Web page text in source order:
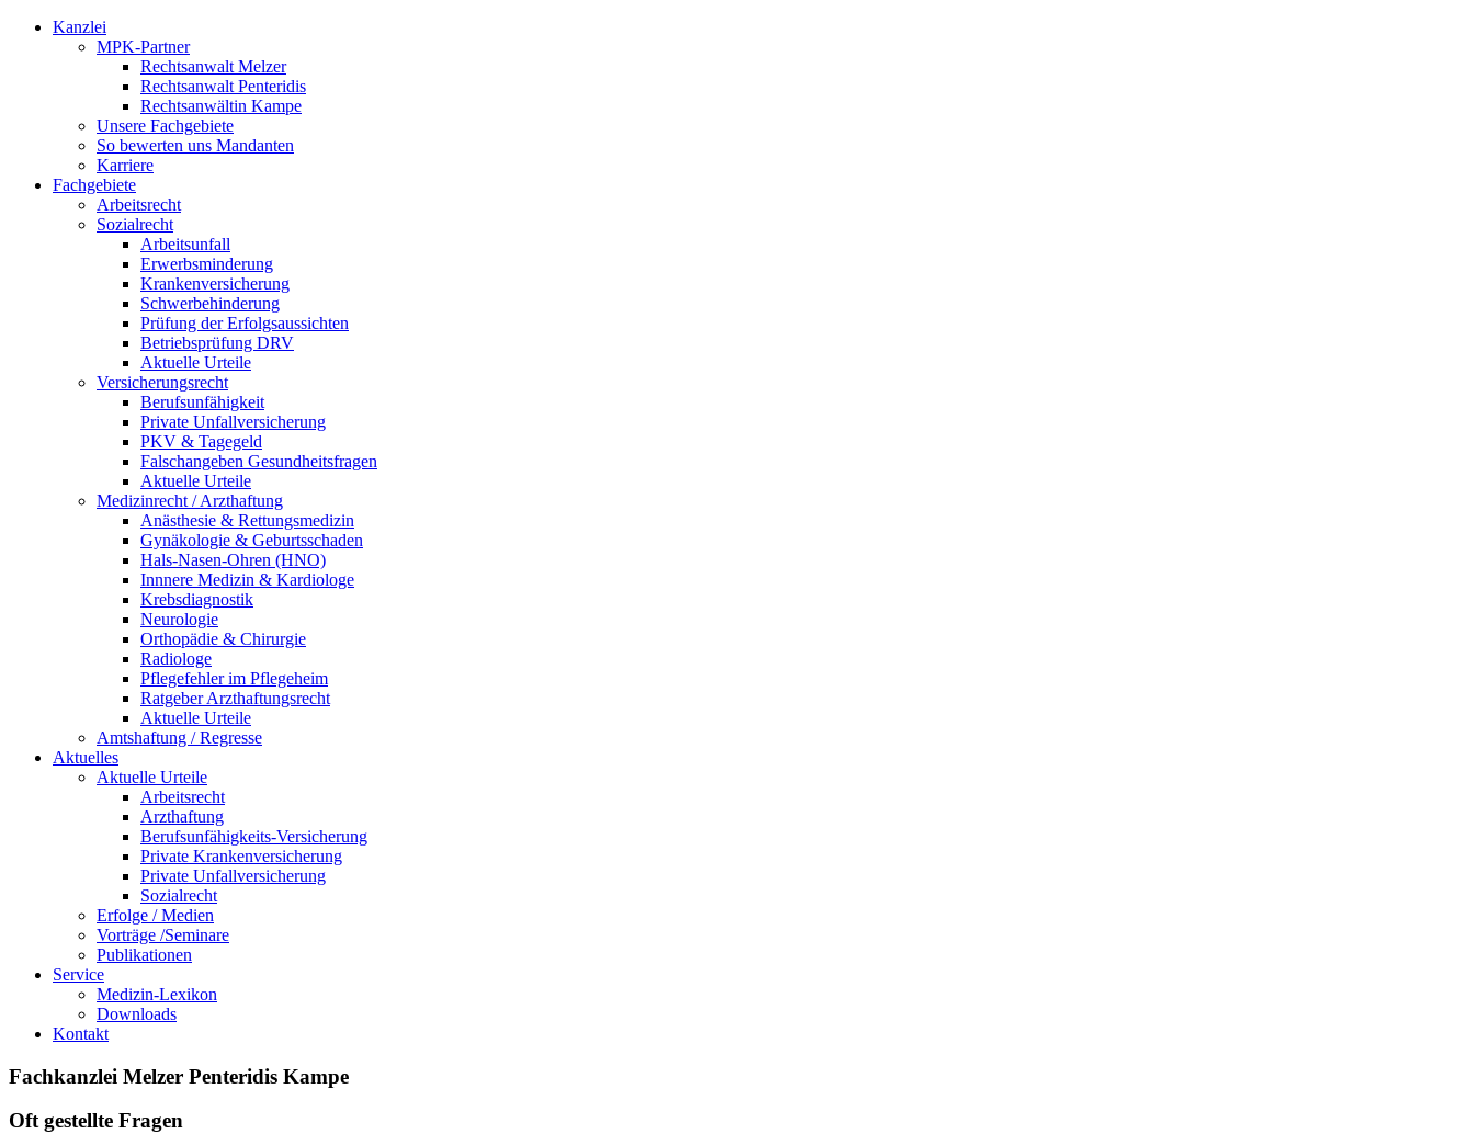
Kanzlei
MPK-Partner
Rechtsanwalt Melzer
Rechtsanwalt Penteridis
Rechtsanwältin Kampe
Unsere Fachgebiete
So bewerten uns Mandanten
Karriere
Fachgebiete
Arbeitsrecht
Sozialrecht
Arbeitsunfall
Erwerbsminderung
Krankenversicherung
Schwerbehinderung
Prüfung der Erfolgsaussichten
Betriebsprüfung DRV
Aktuelle Urteile
Versicherungsrecht
Berufsunfähigkeit
Private Unfallversicherung
PKV & Tagegeld
Falschangeben Gesundheitsfragen
Aktuelle Urteile
Medizinrecht / Arzthaftung
Anästhesie & Rettungsmedizin
Gynäkologie & Geburtsschaden
Hals-Nasen-Ohren (HNO)
Innnere Medizin & Kardiologe
Krebsdiagnostik
Neurologie
Orthopädie & Chirurgie
Radiologe
Pflegefehler im Pflegeheim
Ratgeber Arzthaftungsrecht
Aktuelle Urteile
Amtshaftung / Regresse
Aktuelles
Aktuelle Urteile
Arbeitsrecht
Arzthaftung
Berufsunfähigkeits-Versicherung
Private Krankenversicherung
Private Unfallversicherung
Sozialrecht
Erfolge / Medien
Vorträge /Seminare
Publikationen
Service
Medizin-Lexikon
Downloads
Kontakt
Fachkanzlei Melzer Penteridis Kampe
Oft gestellte Fragen